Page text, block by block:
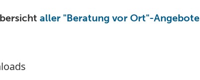
aller "Beratung vor Ort"-Angebote